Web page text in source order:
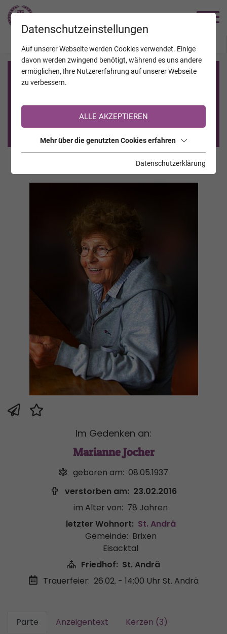
Registrierung auf TrauerHilfe.it
Sie sind noch nicht auf TrauerHilfe.it registriert?
>> zur kostenlosen Registrierung <<
Im Gedenken an:
Marianne Jocher
geboren am: 08.05.1937
verstorben am: 23.02.2016
im Alter von: 78 Jahren
letzter Wohnort: St. Andrä
Gemeinde: Brixen
Eisacktal
Friedhof: St. Andrä
Trauerfeier: 26.02. - 14:00 Uhr St. Andrä
Parte Anzeigentext
Kerzen (3)
Datenschutzeinstellungen
Auf unserer Webseite werden Cookies verwendet. Einige
davon werden zwingend benötigt, während es uns andere
ermöglichen, Ihre Nutzererfahrung auf unserer Webseite
zu verbessern.
ALLE AKZEPTIEREN
Mehr über die genutzten Cookies erfahren
Datenschutzerklärung
JAHRESTAGE KALENDER VERSTORBENE